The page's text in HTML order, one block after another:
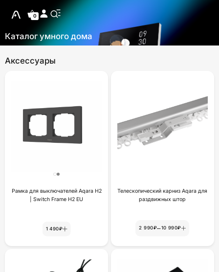
0
Каталог умного дома
Аксессуары
Рамка для выключателей Aqara H2
| Switch Frame H2 EU
1 490₽
Телескопический карниз Aqara для
раздвижных штор
2 990₽–10 990₽